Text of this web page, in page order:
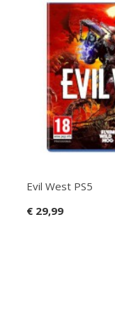
Evil West PS5
€ 29,99